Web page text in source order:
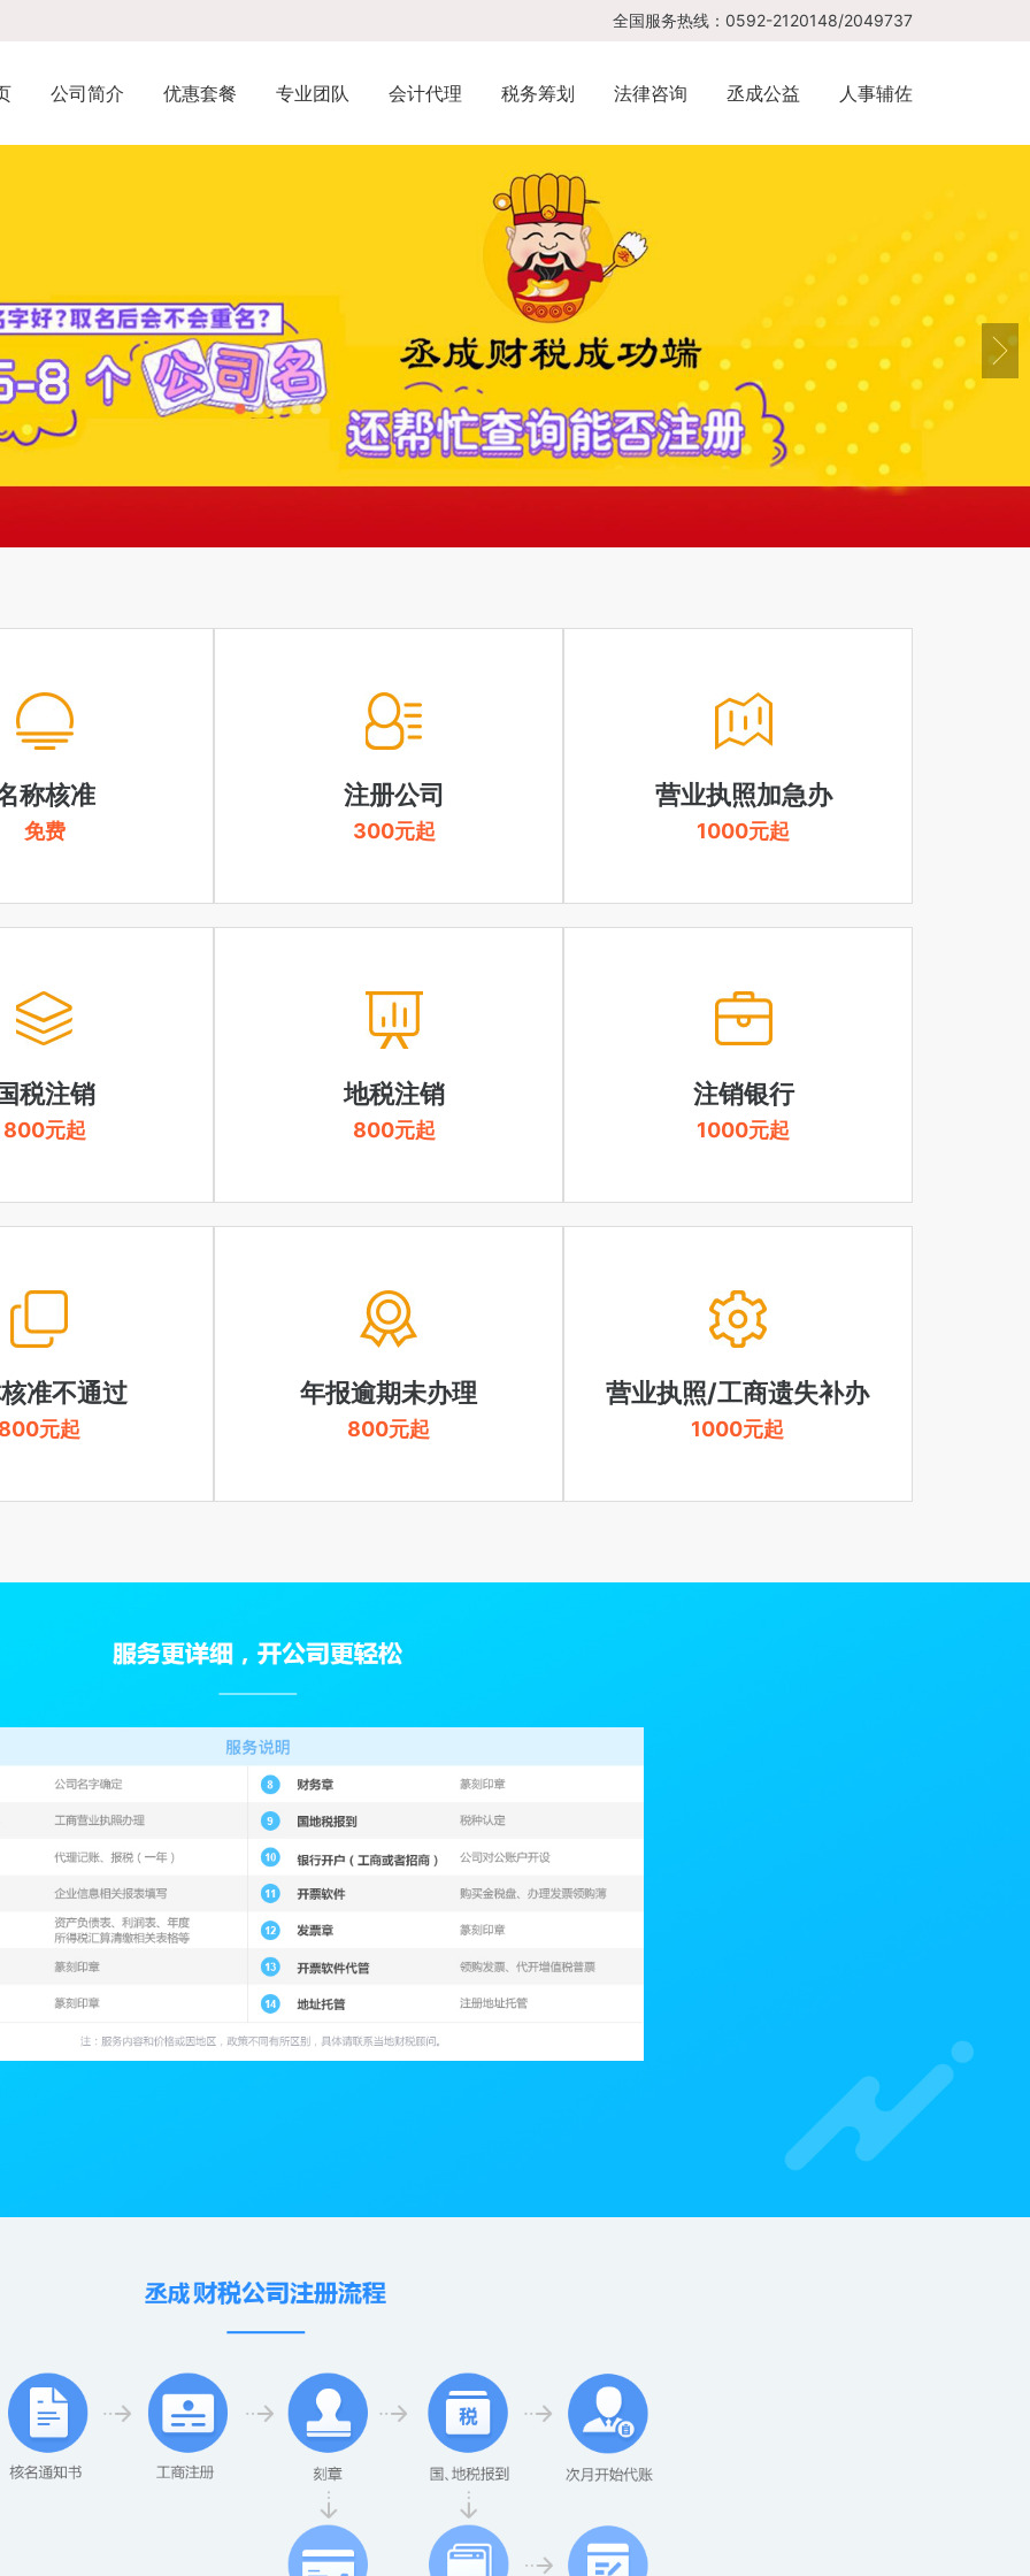
全国服务热线：0592-2120148/2049737
人事辅佐
丞成公益
法律咨询
税务筹划
会计代理
专业团队
优惠套餐
公司简介
称核准
免费
注册公司
300元起
营业执照加急办
1000元起
税注销
800元起
地税注销
800元起
注销银行
1000元起
准不通过
元起
年报逾期未办理
800元起
营业执照/工商遗失补办
1000元起